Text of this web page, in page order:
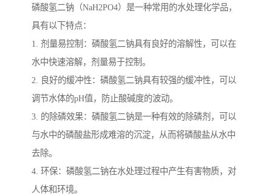
磷酸氢二钠（NaH2PO4）是一种常用的水处理化学品，
具有以下特点：
1. 剂量易控制：磷酸氢二钠具有良好的溶解性，可以在
水中快速溶解，剂量易于控制。
2. 良好的缓冲性：磷酸氢二钠具有较强的缓冲性，可以
调节水体的pH值，防止酸碱度的波动。
3. 的除磷效果：磷酸氢二钠是一种有效的除磷剂，可以
与水中的磷酸盐形成难溶的沉淀，从而将磷酸盐从水中
去除。
4. 环保：磷酸氢二钠在水处理过程中产生有害物质，对
人体和环境。